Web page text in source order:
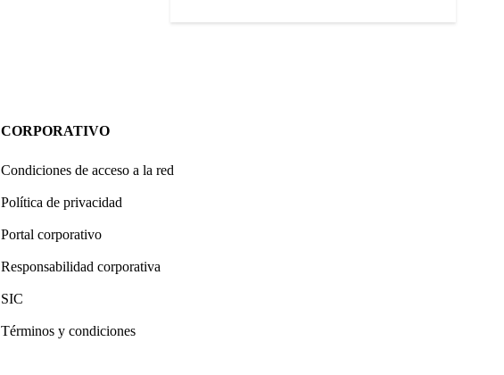
CORPORATIVO
Condiciones de acceso a la red
Política de privacidad
Portal corporativo
Responsabilidad corporativa
SIC
Términos y condiciones